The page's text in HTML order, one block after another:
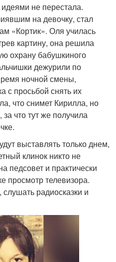
не перестала.
на девочку, стал
«Кортик». Оля училась
картину, она решила
охрану бабушкиного
дежурили по
ночной смены,
с просьбой снять их
что снимет Кирилла, но
за что тут же получила
выставлять только днем,
клинок никто не
педсовет и практически
просмотр телевизора.
слушать радиосказки и